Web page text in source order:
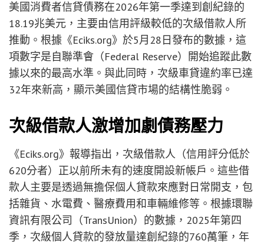
美國消費者信貸債務在2026年第一季達到創紀錄的
18.19兆美元，主要由信用評級較低的次級借款人所
推動。根據《Eciks.org》於5月28日發布的數據，這
項數字是自聯準會（Federal Reserve）開始追蹤此數
據以來的最高水準。與此同時，次級車貸違約率已達
32年來新高，顯示美國信貸市場的結構性脆弱。
次級借款人激增加劇債務壓力
《Eciks.org》報導指出，次級借款人（信用評分低於
620分者）正以前所未有的速度開設新帳戶。這些借
款人主要是透過無擔保個人貸款來應對日常開支，包
括雜貨、水電費、醫療費用和車輛維修等。根據環聯
資訊有限公司（TransUnion）的數據，2025年第四
季，次級個人貸款的發放量達創紀錄的760萬筆，年